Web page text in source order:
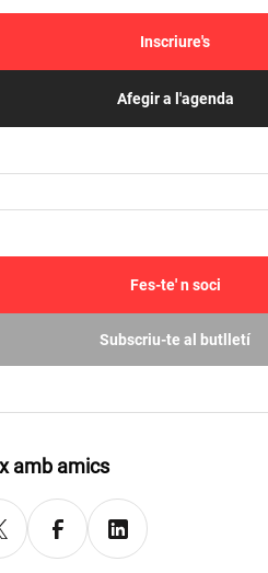
Inscriure's
Afegir a l'agenda
Fes-te' n soci
Subscriu-te al butlletí
amb amics